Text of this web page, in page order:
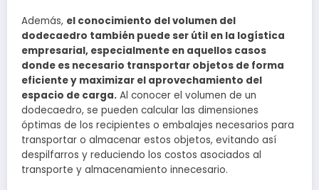
Además, el conocimiento del volumen del
dodecaedro también puede ser útil en la logística
empresarial, especialmente en aquellos casos
donde es necesario transportar objetos de forma
eficiente y maximizar el aprovechamiento del
espacio de carga. Al conocer el volumen de un
dodecaedro, se pueden calcular las dimensiones
óptimas de los recipientes o embalajes necesarios para
transportar o almacenar estos objetos, evitando así
despilfarros y reduciendo los costos asociados al
transporte y almacenamiento innecesario.